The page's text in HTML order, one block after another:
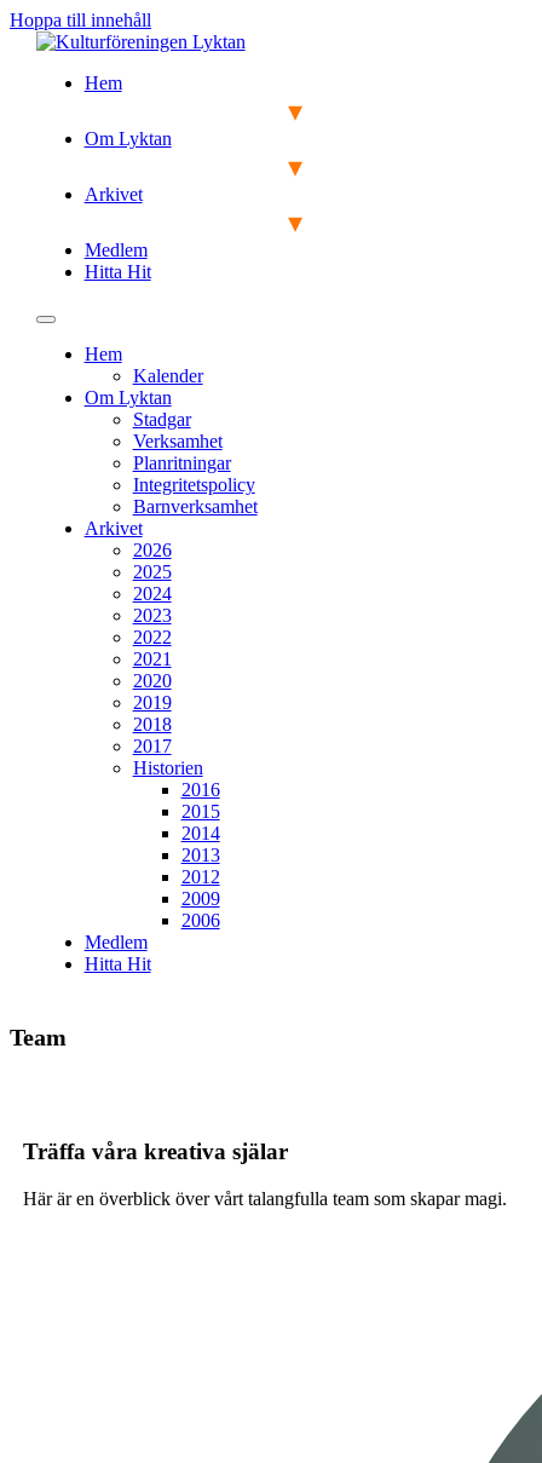
Hoppa till innehåll
Hem
Om Lyktan
Arkivet
Medlem
Hitta Hit
Hem
Kalender
Om Lyktan
Stadgar
Verksamhet
Planritningar
Integritetspolicy
Barnverksamhet
Arkivet
2026
2025
2024
2023
2022
2021
2020
2019
2018
2017
Historien
2016
2015
2014
2013
2012
2009
2006
Medlem
Hitta Hit
Team
Träffa våra kreativa själar
Här är en överblick över vårt talangfulla team som skapar magi.